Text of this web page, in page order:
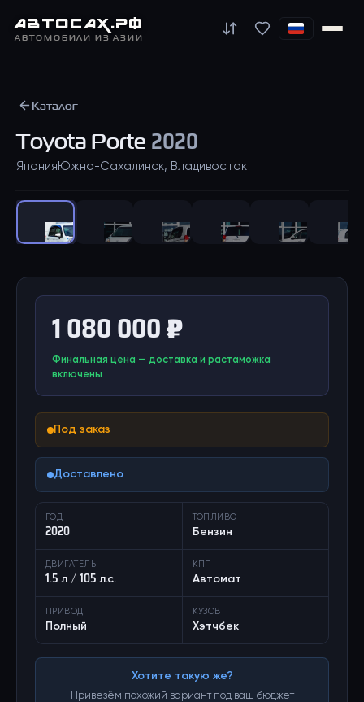
АВТОСАХ.РФ
АВТОМОБИЛИ ИЗ АЗИИ
Каталог
ToyotaPorte 2020
Япония Южно-Сахалинск, Владивосток
1 080 000 ₽
Финальная цена — доставка и растаможка
включены
Под заказ
Доставлено
ГОД
2020
ТОПЛИВО
Бензин
ДВИГАТЕЛЬ
1.5 л / 105 л.с.
КПП
Автомат
ПРИВОД
Полный
КУЗОВ
Хэтчбек
Хотите такую же?
Привезём похожий вариант под ваш бюджет